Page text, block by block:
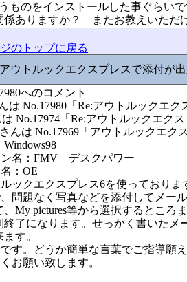
ものをインストールした事ぐらいで
係ありますか？ またお教えいただ
のトップに戻る
ウトルックエクスプレスで添付が
へのコメント
は No.17980「Re:アウトルックエ
は No.17974「Re:アウトルックエク
んは No.17969「アウトルックエ
ン名：FMV デスクパワー
：OE
ックエクスプレス6を使っておりま
問題なく写真などを添付してメー
、My pictures等から選択するとこ
終了になります。せっかく書いた
す。
す。どうか簡単な言葉でご指導願
お願い致します。